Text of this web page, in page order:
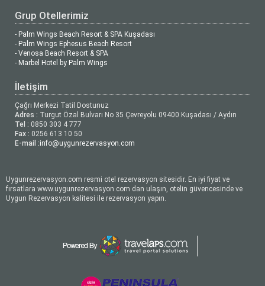
Grup Otellerimiz
- Palm Wings Beach Resort & SPA Kuşadası
- Palm Wings Ephesus Beach Resort
- Venosa Beach Resort & SPA
- Marbel Hotel by Palm Wings
İletişim
Çağrı Merkezi Tatil Dostunuz
Adres : Turgut Özal Bulvarı No 35 Çevreyolu 09400 Kuşadası / Aydın
Tel : 0850 303 4 777
Fax : 0256 613 10 50
E-mail :info@uygunrezervasyon.com
Uygunrezervasyon.com resmi otel rezervasyon sitesidir. En iyi fiyat ve
fırsatlara www.uygunrezervasyon.com dan ulaşın, otelin güvencesinde ve
Uygun Rezervasyon kalitesi ile rezervasyon yapın.